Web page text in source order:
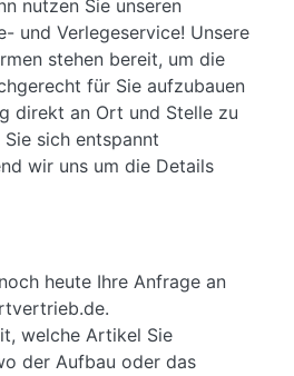
nutzen Sie unseren
und Verlegeservice! Unsere
stehen bereit, um die
für Sie aufzubauen
direkt an Ort und Stelle zu
sich entspannt
wir uns um die Details
heute Ihre Anfrage an
welche Artikel Sie
der Aufbau oder das